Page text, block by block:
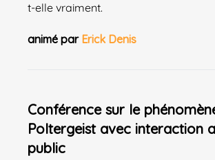
t-elle vraiment.
animé par Erick Denis
Conférence sur le
Poltergeist avec interaction
public